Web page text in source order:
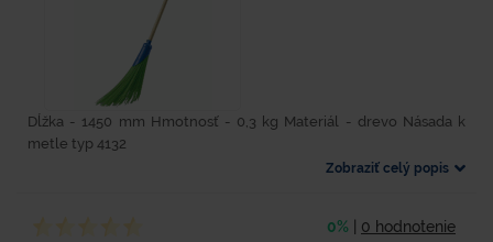
Dĺžka - 1450 mm Hmotnosť - 0,3 kg Materiál - drevo Násada k
metle typ 4132
Zobraziť celý popis
0% 0 hodnotenie